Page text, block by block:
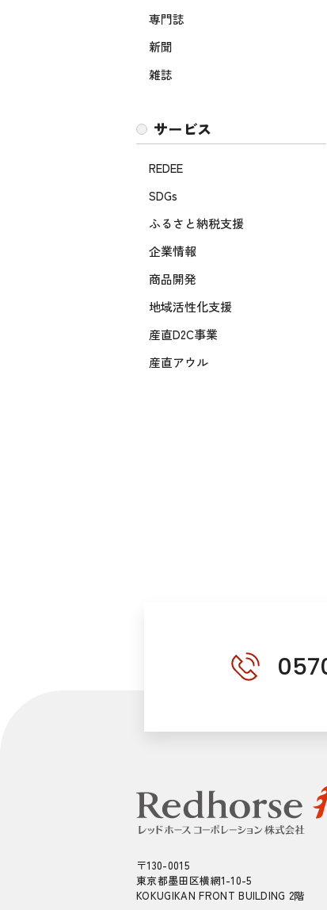
専門誌
新聞
雑誌
サービス
REDEE
SDGs
ふるさと納税支援
企業情報
商品開発
地域活性化支援
産直D2C事業
産直アウル
〒130-0015
東京都墨田区横網1-10-5
KOKUGIKAN FRONT BUILDING 2階